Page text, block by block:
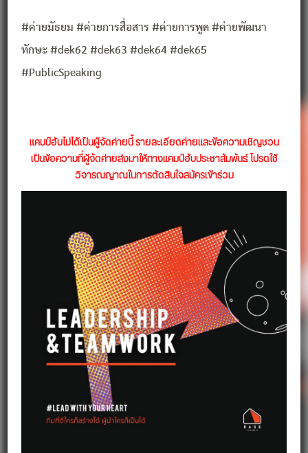
#ค่ายมัธยม #ค่ายการสื่อสาร #ค่ายการพูด #ค่ายพัฒนา
ทักษะ #dek62 #dek63 #dek64 #dek65
#PublicSpeaking
แคมป์ฮับไม่ได้เป็นผู้จัดค่ายนี้ รายละเอียดค่ายและข้อความเชิญชวน
เป็นข้อความที่ผู้จัดค่ายส่งมาให้ทางแคมป์ฮับประชาสัมพันธ์ โปรดใช้
วิจารณญาณในการตัดสินใจสมัครเข้าร่วม